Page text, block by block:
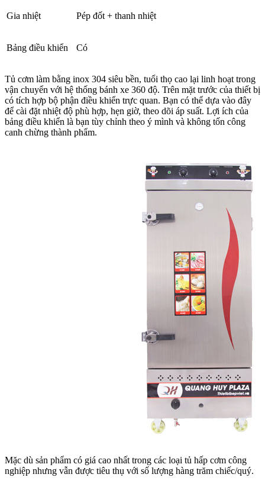
Gia nhiệt Pép đốt + thanh nhiệt
Bảng điều khiển Có
Tủ cơm làm bằng inox 304 siêu bền, tuổi thọ cao lại linh hoạt trong
vận chuyển với hệ thống bánh xe 360 độ. Trên mặt trước của thiết bị
có tích hợp bộ phận điều khiển trực quan. Bạn có thể dựa vào đây
để cài đặt nhiệt độ phù hợp, hẹn giờ, theo dõi áp suất. Lợi ích của
bảng điều khiển là bạn tùy chỉnh theo ý mình và không tốn công
canh chừng thành phẩm.
Mặc dù sản phẩm có giá cao nhất trong các loại tủ hấp cơm công
nghiệp nhưng vẫn được tiêu thụ với số lượng hàng trăm chiếc/quý.